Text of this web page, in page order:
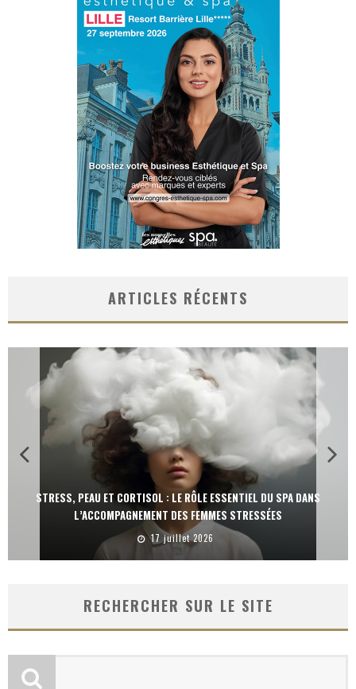
ARTICLES RÉCENTS
STRESS, PEAU ET CORTISOL : LE RÔLE ESSENTIEL DU SPA DANS
L’ACCOMPAGNEMENT DES FEMMES STRESSÉES
17 juillet 2026
RECHERCHER SUR LE SITE